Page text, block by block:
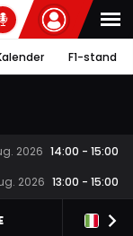
F1-stand
2026 14:00 - 15:00
2026 13:00 - 15:00